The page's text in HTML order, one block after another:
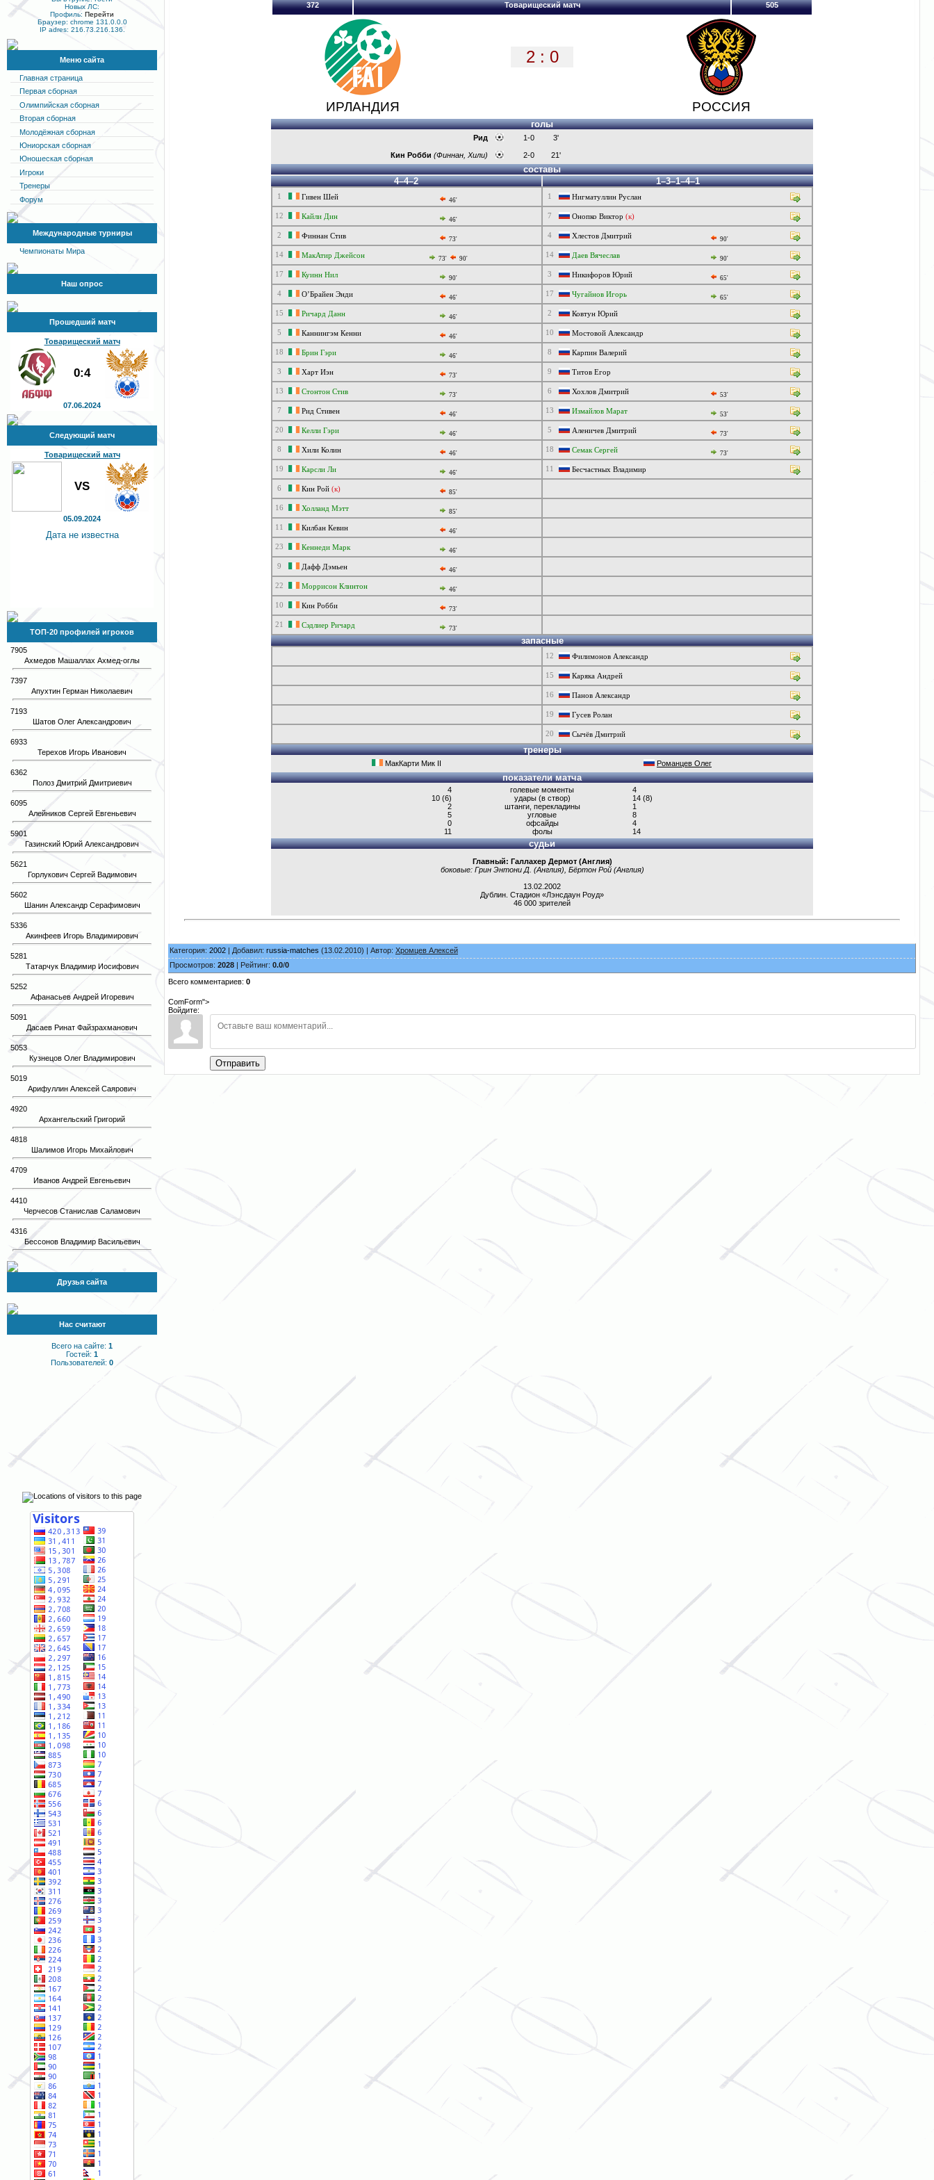
Новых ЛС:
Профиль: Перейти
Браузер: chrome 131.0.0.0
IP adres: 216.73.216.136.
Меню сайта
Главная страница
Первая сборная
Олимпийская сборная
Вторая сборная
Молодёжная сборная
Юниорская сборная
Юношеская сборная
Игроки
Тренеры
Форум
Международные турниры
Чемпионаты Мира
Наш опрос
Прошедший матч
Товарищеский матч
0:4
07.06.2024
Следующий матч
Товарищеский матч
VS
05.09.2024
Дата не известна
ТОП-20 профилей игроков
7905
Ахмедов Машаллах Ахмед-оглы
7397
Апухтин Герман Николаевич
7193
Шатов Олег Александрович
6933
Терехов Игорь Иванович
6362
Полоз Дмитрий Дмитриевич
6095
Алейников Сергей Евгеньевич
5901
Газинский Юрий Александрович
5621
Горлукович Сергей Вадимович
5602
Шанин Александр Серафимович
5336
Акинфеев Игорь Владимирович
5281
Татарчук Владимир Иосифович
5252
Афанасьев Андрей Игоревич
5091
Дасаев Ринат Файзрахманович
5053
Кузнецов Олег Владимирович
5019
Арифуллин Алексей Саярович
4920
Архангельский Григорий
4818
Шалимов Игорь Михайлович
4709
Иванов Андрей Евгеньевич
4410
Черчесов Станислав Саламович
4316
Бессонов Владимир Васильевич
Друзья сайта
Нас считают
Всего на сайте: 1
Гостей: 1
Пользователей: 0
372 Товарищеский матч 505
2 : 0
ИРЛАНДИЯ РОССИЯ
голы
Рид 1-0 3'
Кин Робби (Финнан, Хили) 2-0 21'
составы
4–4–2
1–3–1–4–1
1 Гивен Шей 46'
12 Кайли Дин 46'
2 Финнан Стив 73'
14 МакАтир Джейсон 73' 90'
17 Куинн Нил 90'
4 О’Брайен Энди 46'
15 Ричард Данн 46'
5 Каннингэм Кенни 46'
18 Брин Гэри 46'
3 Харт Иэн 73'
13 Стонтон Стив 73'
7 Рид Стивен 46'
20 Келли Гэри 46'
8 Хили Колин 46'
19 Карсли Ли 46'
6 Кин Рой (к) 85'
16 Холланд Мэтт 85'
11 Килбан Кевин 46'
23 Кеннеди Марк 46'
9 Дафф Дэмьен 46'
22 Моррисон Клинтон 46'
10 Кин Робби 73'
21 Сэдлиер Ричард 73'
1 Нигматуллин Руслан
7 Онопко Виктор (к)
4 Хлестов Дмитрий 90'
14 Даев Вячеслав 90'
3 Никифоров Юрий 65'
17 Чугайнов Игорь 65'
2 Ковтун Юрий
10 Мостовой Александр
8 Карпин Валерий
9 Титов Егор
6 Хохлов Дмитрий 53'
13 Измайлов Марат 53'
5 Аленичев Дмитрий 73'
18 Семак Сергей 73'
11 Бесчастных Владимир
запасные
12 Филимонов Александр
15 Каряка Андрей
16 Панов Александр
19 Гусев Ролан
20 Сычёв Дмитрий
тренеры
МакКарти Мик II Романцев Олег
показатели матча
4 голевые моменты
4
10 (6)
удары (в створ)
14 (8)
2
штанги, перекладины
1
5
угловые
8
0
офсайды
4
11
фолы 14
судьи
Главный: Галлахер Дермот (Англия)
боковые: Грин Энтони Д. (Англия) Бёртон Рой (Англия)
13.02.2002
Дублин Стадион «Лэнсдаун Роуд»
46 000 зрителей
Категория: 2002 | Добавил: russia-matches (13.02.2010) | Автор: Хромцев Алексей
Просмотров: 2028 | Рейтинг: 0.0/0
Всего комментариев: 0
ComForm">
Войдите:
Отправить